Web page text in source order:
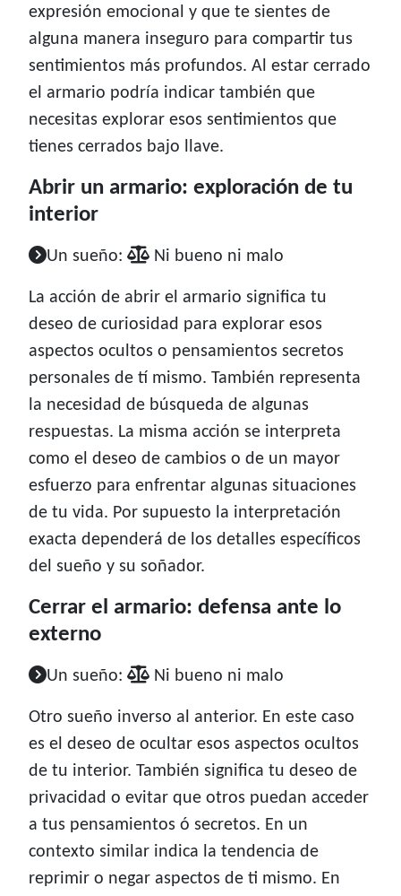
expresión emocional y que te sientes de
alguna manera inseguro para compartir tus
sentimientos más profundos. Al estar cerrado
el armario podría indicar también que
necesitas explorar esos sentimientos que
tienes cerrados bajo llave.
Abrir un armario: exploración de tu
interior
Un sueño: Ni bueno ni malo
La acción de abrir el armario significa tu
deseo de curiosidad para explorar esos
aspectos ocultos o pensamientos secretos
personales de tí mismo. También representa
la necesidad de búsqueda de algunas
respuestas. La misma acción se interpreta
como el deseo de cambios o de un mayor
esfuerzo para enfrentar algunas situaciones
de tu vida. Por supuesto la interpretación
exacta dependerá de los detalles específicos
del sueño y su soñador.
Cerrar el armario: defensa ante lo
externo
Un sueño: Ni bueno ni malo
Otro sueño inverso al anterior. En este caso
es el deseo de ocultar esos aspectos ocultos
de tu interior. También significa tu deseo de
privacidad o evitar que otros puedan acceder
a tus pensamientos ó secretos. En un
contexto similar indica la tendencia de
reprimir o negar aspectos de ti mismo. En